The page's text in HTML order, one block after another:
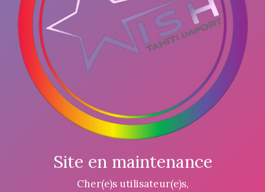
Site en maintenance
Cher(e)s utilisateur(e)s,